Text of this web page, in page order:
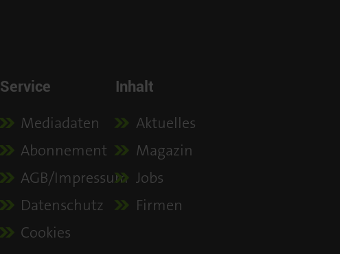
Service
Mediadaten
Abonnement
AGB/Impressum
Datenschutz
Cookies
Inhalt
Aktuelles
Magazin
Jobs
Firmen